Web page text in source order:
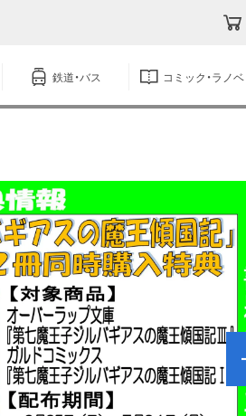
鉄道・バス コミック・ラノベ